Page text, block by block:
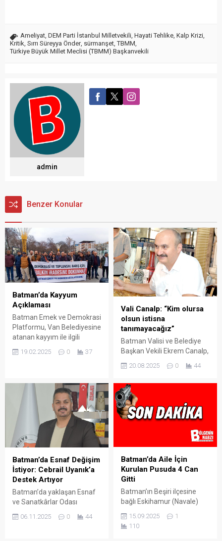
Ameliyat DEM Parti İstanbul Milletvekili Hayati Tehlike Kalp Krizi
Kritik Sırrı Süreyya Önder, sürmanşet ,TBMM
Türkiye Büyük Millet Meclisi (TBMM) Başkanvekili
admin
Benzer Konular
Batman’da Kayyum
Açıklaması
Batman Emek ve Demokrasi
Platformu, Van Belediyesine
atanan kayyım ile ilgili
Alanı’nda basın açıklaması
19.02.2025 0 37
Vali Canalp: “Kim olursa
olsun istisna
tanımayacağız”
Batman Valisi ve Belediye
Başkan Vekili Ekrem Canalp,
düzenlenen Mahalle
yapılaşmaya karşı kararlılık
mesajı verdi.
20.08.2025 0 44
Batman’da Esnaf Değişim
İstiyor: Cebrail Uyanık’a
Destek Artıyor
Batman’da yaklaşan Esnaf
ve Sanatkârlar Odası
(BESO) seçimleri öncesinde,
başkan adayı Cebrail
06.11.2025 0 44
Batman’da Aile İçin
Kurulan Pusuda 4 Can
Gitti
Batman’ın Beşiri ilçesine
bağlı Eskihamur (Navale)
devam eden arazi
anlaşmazlığı, silahlı saldırıyla
15.09.2025
1
110